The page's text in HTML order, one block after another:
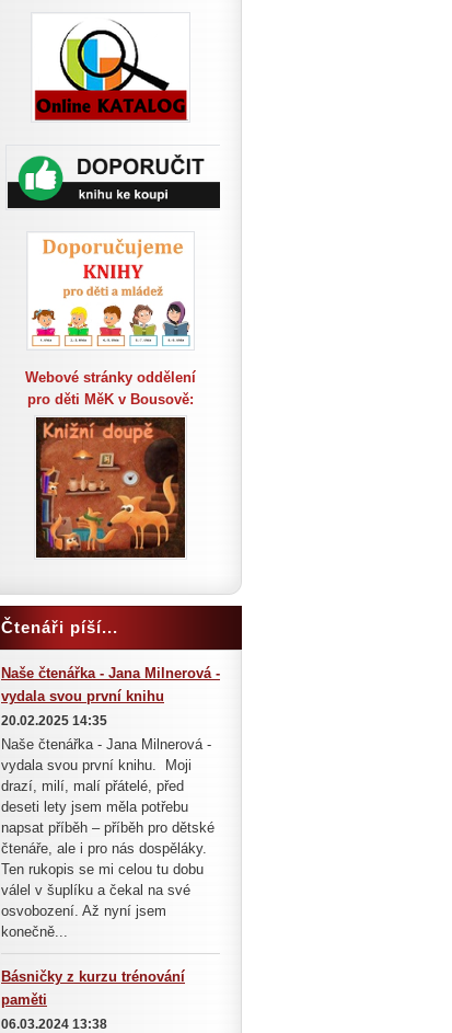
Webové stránky oddělení
pro děti MěK v Bousově:
Čtenáři píší...
Naše čtenářka - Jana Milnerová -
vydala svou první knihu
20.02.2025 14:35
Naše čtenářka - Jana Milnerová -
vydala svou první knihu. Moji
drazí, milí, malí přátelé, před
deseti lety jsem měla potřebu
napsat příběh – příběh pro dětské
čtenáře, ale i pro nás dospěláky.
Ten rukopis se mi celou tu dobu
válel v šuplíku a čekal na své
osvobození. Až nyní jsem
konečně...
Básničky z kurzu trénování
paměti
06.03.2024 13:38